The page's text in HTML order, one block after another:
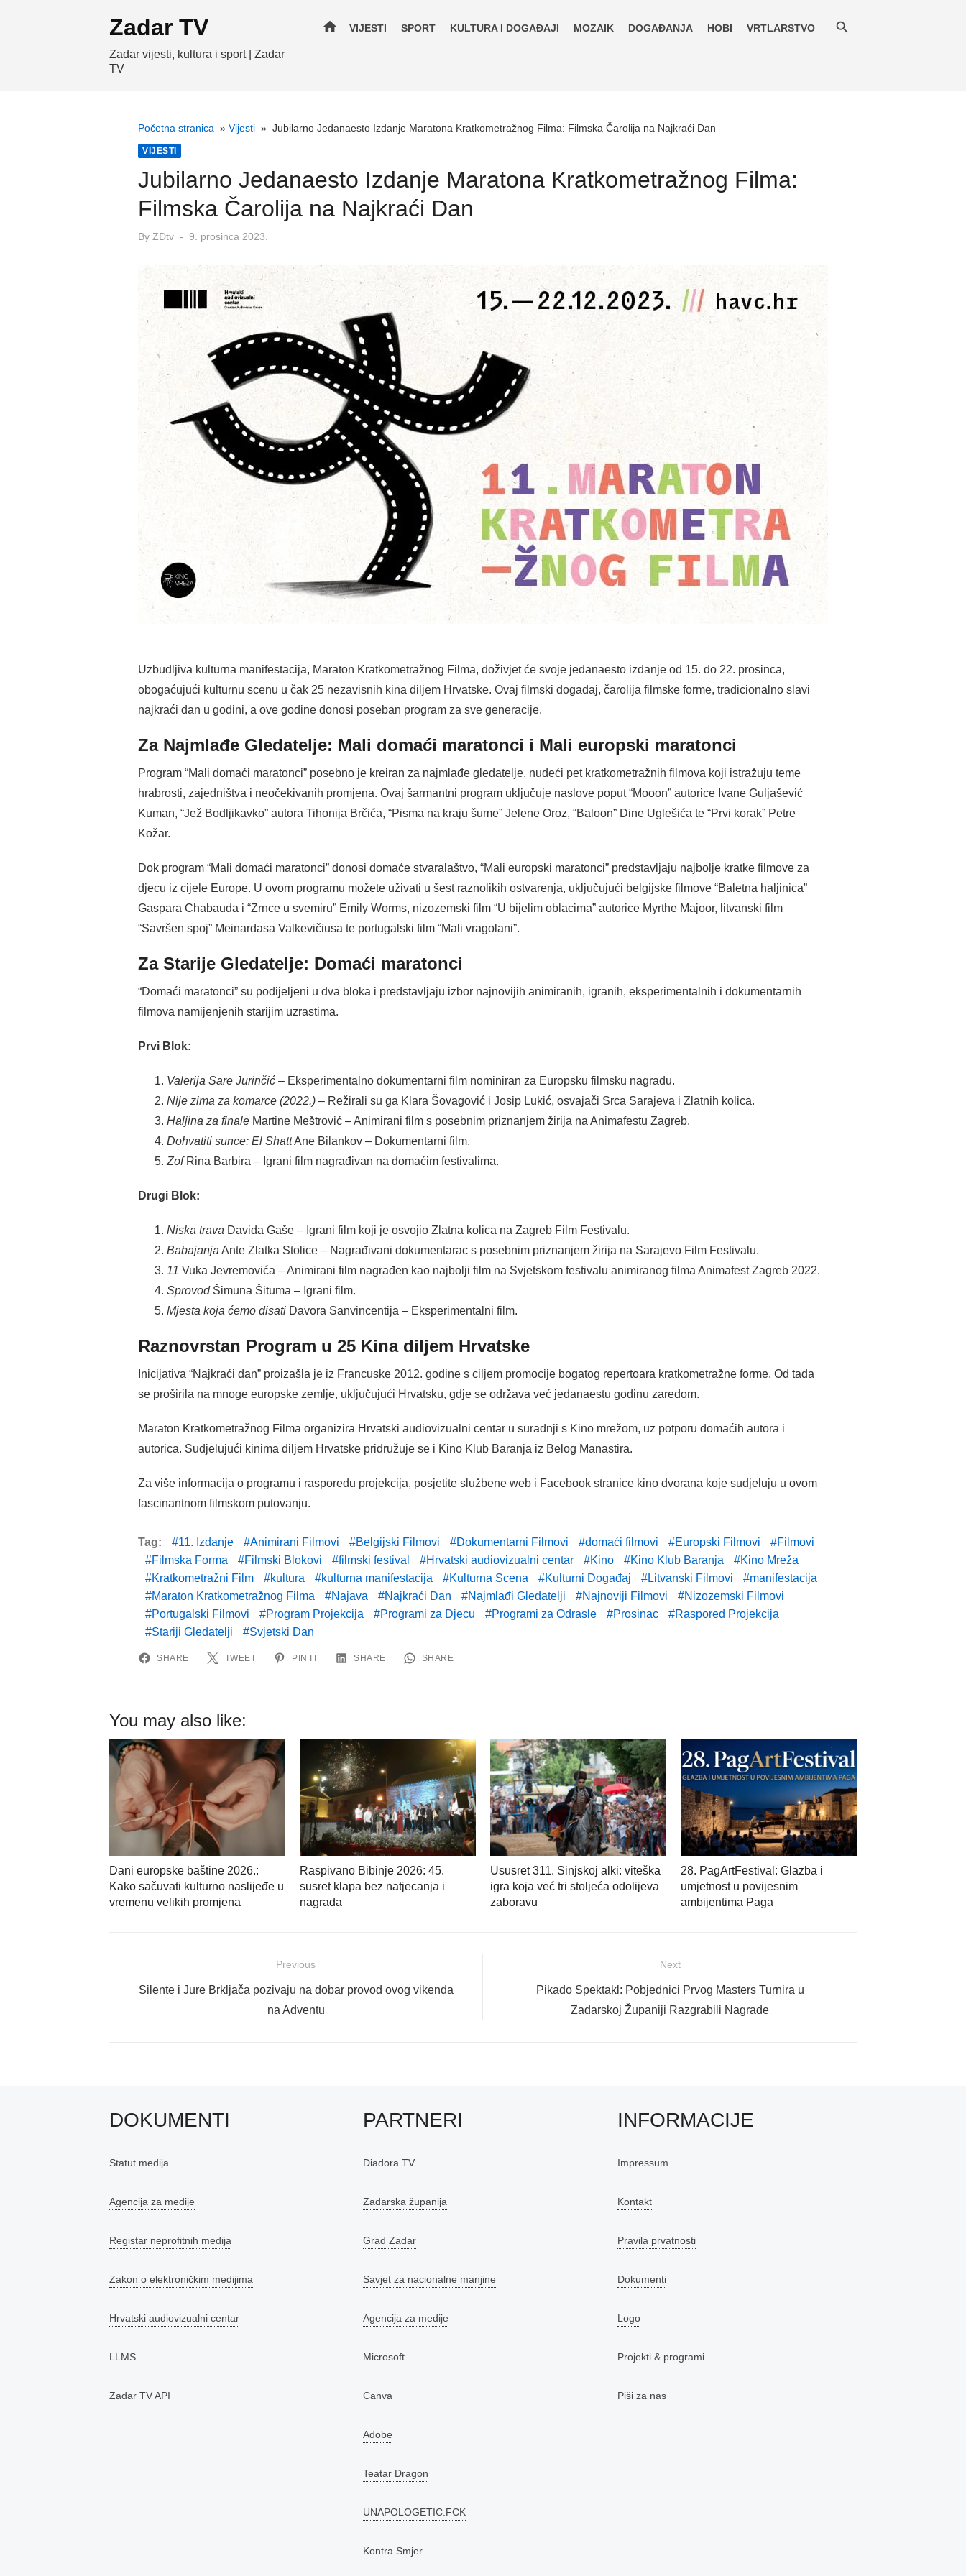
Zadar TV
Zadar vijesti, kultura i sport | Zadar
TV
home VIJESTI SPORT KULTURA I DOGAĐAJI MOZAIK DOGAĐANJA HOBI VRTLARSTVO
Početna stranica » Vijesti » Jubilarno Jedanaesto Izdanje Maratona Kratkometražnog Filma: Filmska Čarolija na Najkraći Dan
VIJESTI
Jubilarno Jedanaesto Izdanje Maratona Kratkometražnog Filma:
Filmska Čarolija na Najkraći Dan
By ZDtv
Posted
9. prosinca 2023.
Uzbudljiva kulturna manifestacija, Maraton Kratkometražnog Filma, doživjet će svoje jedanaesto izdanje od 15. do 22. prosinca,
obogaćujući kulturnu scenu u čak 25 nezavisnih kina diljem Hrvatske. Ovaj filmski događaj, čarolija filmske forme, tradicionalno slavi
najkraći dan u godini, a ove godine donosi poseban program za sve generacije.
Za Najmlađe Gledatelje: Mali domaći maratonci i Mali europski maratonci
Program “Mali domaći maratonci” posebno je kreiran za najmlađe gledatelje, nudeći pet kratkometražnih filmova koji istražuju teme
hrabrosti, zajedništva i neočekivanih promjena. Ovaj šarmantni program uključuje naslove poput “Mooon” autorice Ivane Guljašević
Kuman, “Jež Bodljikavko” autora Tihonija Brčića, “Pisma na kraju šume” Jelene Oroz, “Baloon” Dine Uglešića te “Prvi korak” Petre
Kožar.
Dok program “Mali domaći maratonci” donosi domaće stvaralaštvo, “Mali europski maratonci” predstavljaju najbolje kratke filmove za
djecu iz cijele Europe. U ovom programu možete uživati u šest raznolikih ostvarenja, uključujući belgijske filmove “Baletna haljinica”
Gaspara Chabauda i “Zrnce u svemiru” Emily Worms, nizozemski film “U bijelim oblacima” autorice Myrthe Majoor, litvanski film
“Savršen spoj” Meinardasa Valkevičiusa te portugalski film “Mali vragolani”.
Za Starije Gledatelje: Domaći maratonci
“Domaći maratonci” su podijeljeni u dva bloka i predstavljaju izbor najnovijih animiranih, igranih, eksperimentalnih i dokumentarnih
filmova namijenjenih starijim uzrastima.
Prvi Blok:
Valerija Sare Jurinčić – Eksperimentalno dokumentarni film nominiran za Europsku filmsku nagradu.
Nije zima za komarce (2022.) – Režirali su ga Klara Šovagović i Josip Lukić, osvajači Srca Sarajeva i Zlatnih kolica.
Haljina za finale Martine Meštrović – Animirani film s posebnim priznanjem žirija na Animafestu Zagreb.
Dohvatiti sunce: El ShattAne Bilankov – Dokumentarni film.
ZofRina Barbira – Igrani film nagrađivan na domaćim festivalima.
Drugi Blok:
Niska trava Davida Gaše – Igrani film koji je osvojio Zlatna kolica na Zagreb Film Festivalu.
Babajanja Ante Zlatka Stolice – Nagrađivani dokumentarac s posebnim priznanjem žirija na Sarajevo Film Festivalu.
11 Vuka Jevremovića – Animirani film nagrađen kao najbolji film na Svjetskom festivalu animiranog filma Animafest Zagreb 2022.
SprovodŠimuna Šituma – Igrani film.
Mjesta koja ćemo disati Davora Sanvincentija – Eksperimentalni film.
Raznovrstan Program u 25 Kina diljem Hrvatske
Inicijativa “Najkraći dan” proizašla je iz Francuske 2012. godine s ciljem promocije bogatog repertoara kratkometražne forme. Od tada
se proširila na mnoge europske zemlje, uključujući Hrvatsku, gdje se održava već jedanaestu godinu zaredom.
Maraton Kratkometražnog Filma organizira Hrvatski audiovizualni centar u suradnji s Kino mrežom, uz potporu domaćih autora i
autorica. Sudjelujući kinima diljem Hrvatske pridružuje se i Kino Klub Baranja iz Belog Manastira.
Za više informacija o programu i rasporedu projekcija, posjetite službene web i Facebook stranice kino dvorana koje sudjeluju u ovom
fascinantnom filmskom putovanju.
Tag: 11. Izdanje Animirani Filmovi Belgijski Filmovi Dokumentarni Filmovi domaći filmovi Europski Filmovi
Filmovi
Filmska Forma
Filmski Blokovi filmski festival Hrvatski audiovizualni centar Kino Kino Klub Baranja
Kino Mreža
Kratkometražni Film
kultura kulturna manifestacija Kulturna Scena Kulturni Događaj Litvanski Filmovi
manifestacija
Maraton Kratkometražnog Filma
Najava Najkraći Dan Najmlađi Gledatelji Najnoviji Filmovi
Nizozemski Filmovi
Portugalski Filmovi
Program Projekcija Programi za Djecu Programi za Odrasle Prosinac
Raspored Projekcija
Stariji Gledatelji
Svjetski Dan
SHARE TWEET PIN IT SHARE SHARE
You may also like:
Dani europske baštine 2026.:
Kako sačuvati kulturno naslijeđe u
vremenu velikih promjena
Raspivano Bibinje 2026: 45.
susret klapa bez natjecanja i
nagrada
Ususret 311. Sinjskoj alki: viteška
igra koja već tri stoljeća odolijeva
zaboravu
28. PagArtFestival: Glazba i
umjetnost u povijesnim
ambijentima Paga
objava
Previous
Previous
Silente i Jure Brkljača pozivaju na dobar provod ovog vikenda
na Adventu
Next
Pikado Spektakl: Pobjednici Prvog Masters Turnira u
Zadarskoj Županiji Razgrabili Nagrade
DOKUMENTI
Statut medija
Agencija za medije
Registar neprofitnih medija
Zakon o elektroničkim medijima
Hrvatski audiovizualni centar
LLMS
Zadar TV API
PARTNERI
Diadora TV
Zadarska županija
Grad Zadar
Savjet za nacionalne manjine
Agencija za medije
Microsoft
Canva
Adobe
Teatar Dragon
UNAPOLOGETIC.FCK
Kontra Smjer
INFORMACIJE
Impressum
Kontakt
Pravila prvatnosti
Dokumenti
Logo
Projekti & programi
Piši za nas